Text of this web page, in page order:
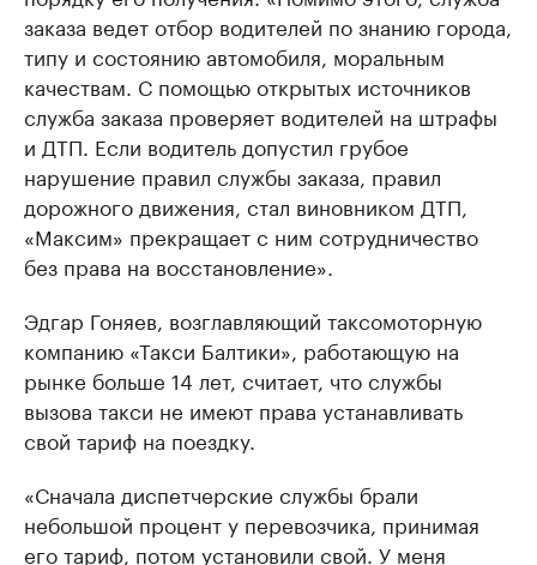
заказа ведет отбор водителей по знанию города,
типу и состоянию автомобиля, моральным
качествам. С помощью открытых источников
служба заказа проверяет водителей на штрафы
и ДТП. Если водитель допустил грубое
нарушение правил службы заказа, правил
дорожного движения, стал виновником ДТП,
«Максим» прекращает с ним сотрудничество
без права на восстановление».
Эдгар Гоняев, возглавляющий таксомоторную
компанию «Такси Балтики», работающую на
рынке больше 14 лет, считает, что службы
вызова такси не имеют права устанавливать
свой тариф на поездку.
«Сначала диспетчерские службы брали
небольшой процент у перевозчика, принимая
его тариф, потом установили свой. У меня